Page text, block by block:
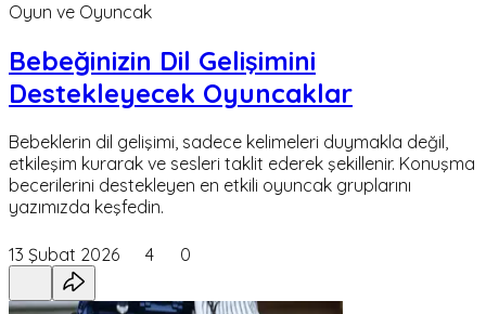
Oyun ve Oyuncak
Bebeğinizin Dil Gelişimini
Destekleyecek Oyuncaklar
Bebeklerin dil gelişimi, sadece kelimeleri duymakla değil,
etkileşim kurarak ve sesleri taklit ederek şekillenir. Konuşma
becerilerini destekleyen en etkili oyuncak gruplarını
yazımızda keşfedin.
13 Şubat 2026 4 0